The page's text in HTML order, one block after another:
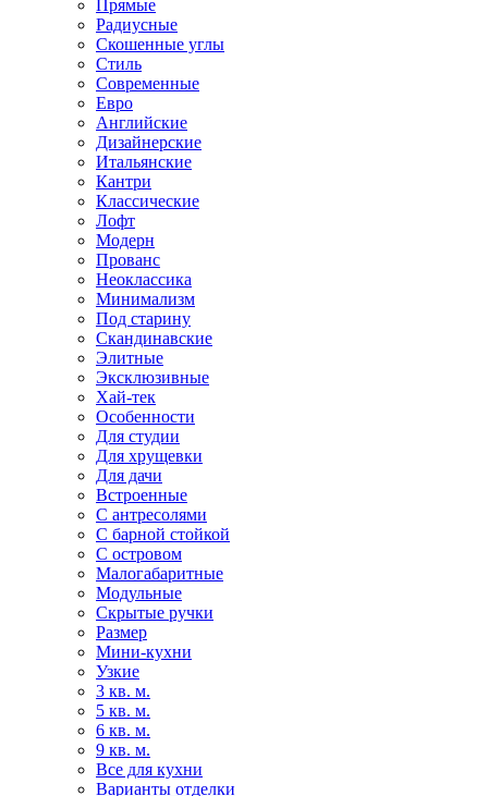
Прямые
Радиусные
Скошенные углы
Стиль
Современные
Евро
Английские
Дизайнерские
Итальянские
Кантри
Классические
Лофт
Модерн
Прованс
Неоклассика
Минимализм
Под старину
Скандинавские
Элитные
Эксклюзивные
Хай-тек
Особенности
Для студии
Для хрущевки
Для дачи
Встроенные
С антресолями
С барной стойкой
С островом
Малогабаритные
Модульные
Скрытые ручки
Размер
Мини-кухни
Узкие
3 кв. м.
5 кв. м.
6 кв. м.
9 кв. м.
Все для кухни
Варианты отделки